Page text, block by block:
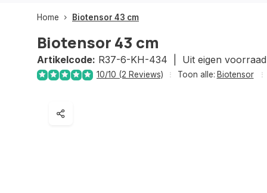
Home Biotensor 43 cm
Biotensor 43 cm
Artikelcode: R37-6-KH-434 | Uit eigen
10/10 (2 Reviews) Toon alle: Biotensor